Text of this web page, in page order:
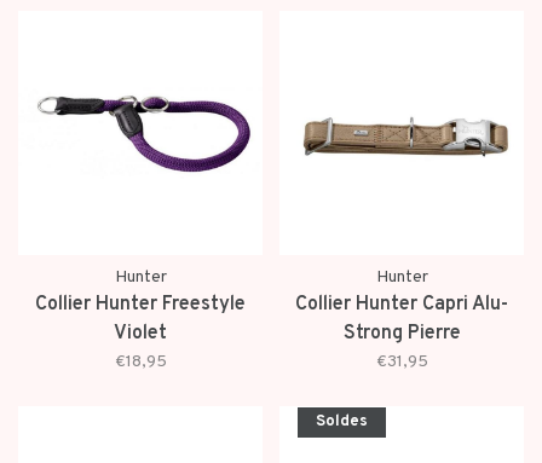
Hunter
Collier Hunter Freestyle
Violet
€18,95
Hunter
Collier Hunter Capri Alu-
Strong Pierre
€31,95
Soldes